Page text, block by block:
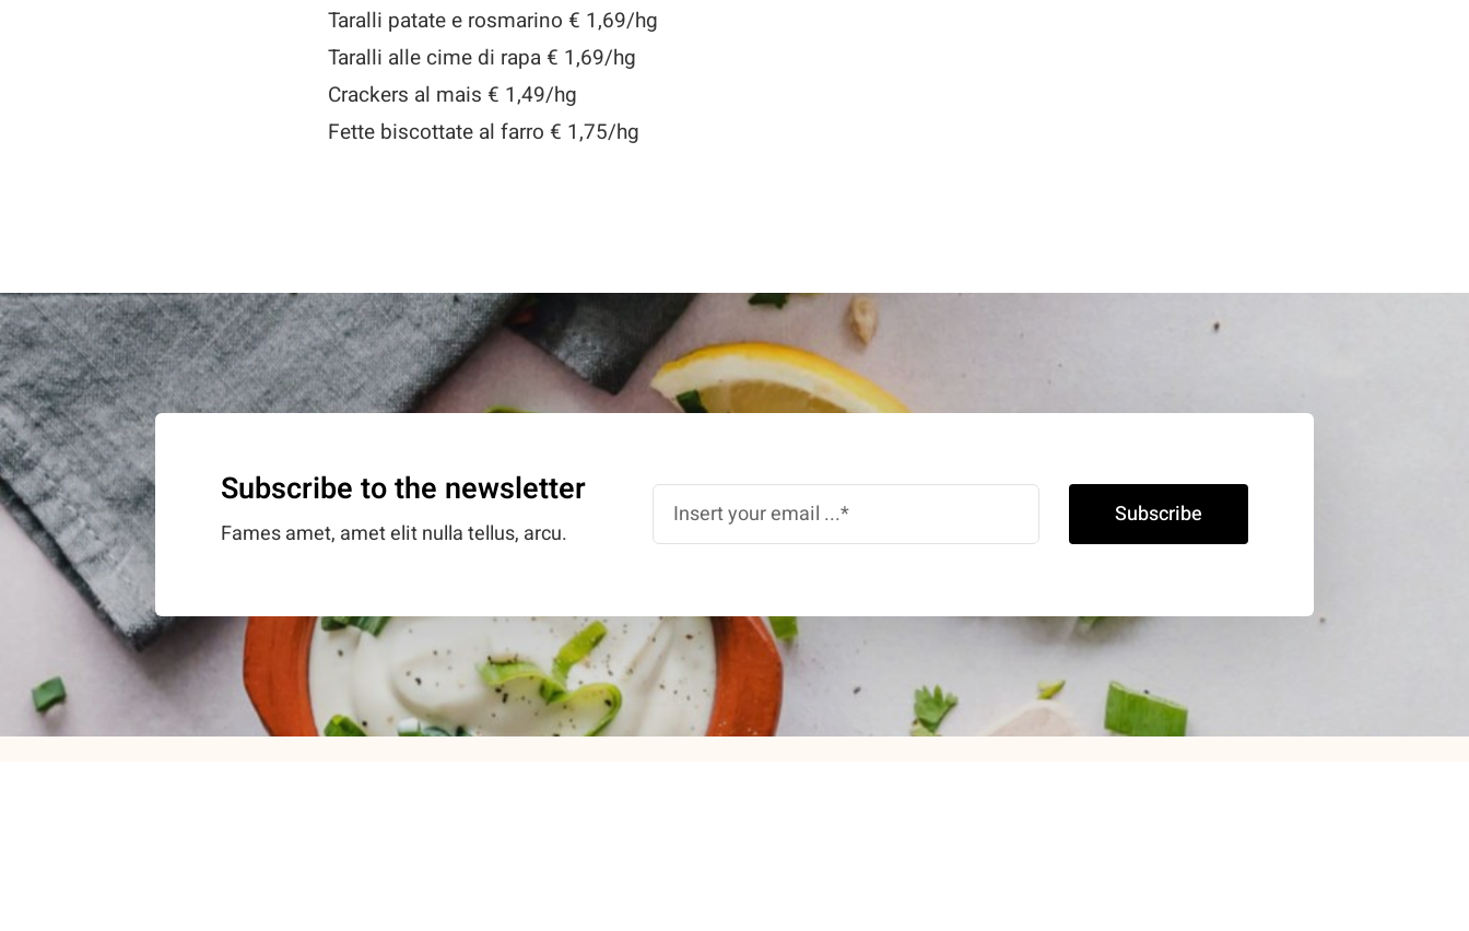
Taralli patate e rosmarino € 1,69/hg
Taralli alle cime di rapa € 1,69/hg
Crackers al mais € 1,49/hg
Fette biscottate al farro € 1,75/hg
Subscribe to the newsletter
Fames amet, amet elit nulla tellus, arcu.
Subscribe